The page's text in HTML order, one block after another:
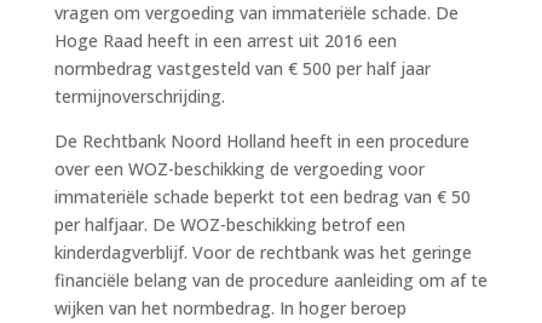
vragen om vergoeding van immateriële schade. De
Hoge Raad heeft in een arrest uit 2016 een
normbedrag vastgesteld van € 500 per half jaar
termijnoverschrijding.
De Rechtbank Noord Holland heeft in een procedure
over een WOZ-beschikking de vergoeding voor
immateriële schade beperkt tot een bedrag van € 50
per halfjaar. De WOZ-beschikking betrof een
kinderdagverblijf. Voor de rechtbank was het geringe
financiële belang van de procedure aanleiding om af te
wijken van het normbedrag. In hoger beroep